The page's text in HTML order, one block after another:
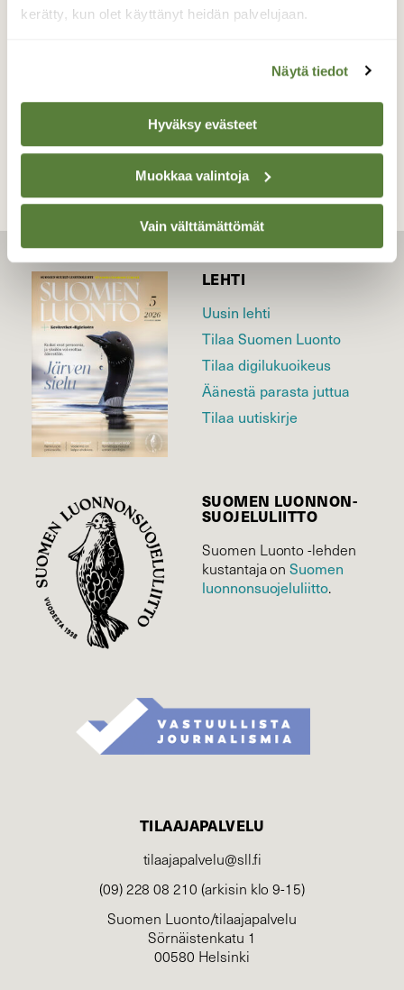
kerätty, kun olet käyttänyt heidän palvelujaan.
Näytä tiedot
Hyväksy evästeet
Muokkaa valintoja
Vain välttämättömät
LEHTI
Uusin lehti
Tilaa Suomen Luonto
Tilaa digilukuoikeus
Äänestä parasta juttua
Tilaa uutiskirje
SUOMEN LUONNON­
SUOJELU­LIITTO
Suomen Luonto -lehden
kustantaja onSuomen
luonnonsuojelu­liitto.
TILAAJAPALVELU
tilaajapalvelu@sll.fi
(09) 228 08 210 (arkisin klo 9-15)
Suomen Luonto/tilaajapalvelu
Sörnäistenkatu 1
00580 Helsinki